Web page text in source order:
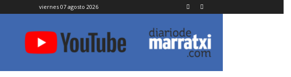
viernes 07 agosto 2026